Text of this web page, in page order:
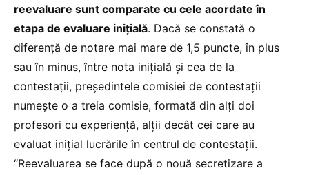
reevaluare sunt comparate cu cele acordate în
etapa de evaluare inițială. Dacă se constată o
diferență de notare mai mare de 1,5 puncte, în plus
sau în minus, între nota inițială și cea de la
contestații, președintele comisiei de contestații
numește o a treia comisie, formată din alți doi
profesori cu experiență, alții decât cei care au
evaluat inițial lucrările în centrul de contestații.
“Reevaluarea se face după o nouă secretizare a